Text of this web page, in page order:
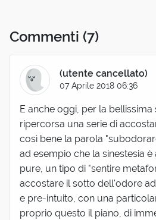
Commenti (7)
(utente cancellato)
07 Aprile 2018 06:36
E anche oggi, per la bellissima
ripercorsa una serie di
così bene la parola
ad esempio che la sinestesia
pure, un tipo di "sentire
accostare il sotto dell'odore
e pre-intuito, con una
proprio questo il piano, di